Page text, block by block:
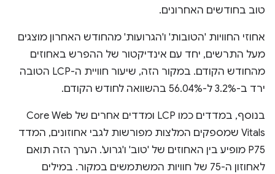
טוב בחודשים האחרונים.
אחוזי החוויות 'הטובות' ו'הגרועות' מהחודש האחרון מוצגים
מעל התרשים, יחד עם אינדיקטור של ההפרש באחוזים
מהחודש הקודם. במקור הזה, שיעור חוויית ה-LCP הטובה
ירד ב-3.2% ל-56.04% בהשוואה לחודש הקודם.
בנוסף, במדדים כמו LCP ומדדים אחרים של Core Web
Vitals שמספקים המלצות מפורשות לגבי אחוזונים, המדד
P75 מופיע בין האחוזים של 'טוב' ו'גרוע'. הערך הזה תואם
לאחוזון ה-75 של חוויות המשתמשים במקור. במילים